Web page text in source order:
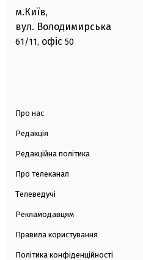
м.Київ,
вул. Володимирська
61/11, офіс 50
Про нас
Редакція
Редакційна політика
Про телеканал
Телеведучі
Рекламодавцям
Правила користування
Політика конфіденційності